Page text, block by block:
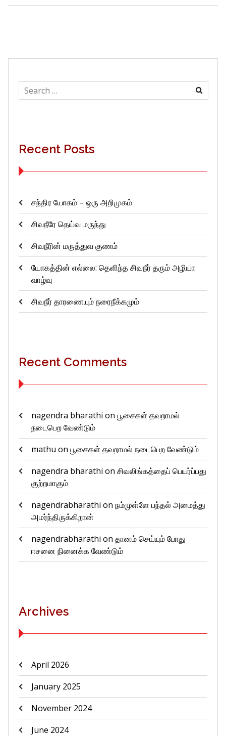
Search
for:
Recent Posts
சந்திர யோகம் – ஒரு அறிமுகம்
சிவநீரே தெய்வ மருந்து
சிவநீரின் மருத்துவ குணம்
யோகத்தின் எல்லை: தெளிந்த சிவநீர் தரும் அழியா
வாழ்வு
சிவநீர் தாரணையும் நரைநீக்கமும்
Recent Comments
nagendra bharathi on பூசைகள் தவறாமல்
நடைபெற வேண்டும்
mathu on பூசைகள் தவறாமல் நடைபெற வேண்டும்
nagendra bharathi on சிவலிங்கத்தைப் பெயர்ப்பது
குற்றமாகும்
nagendrabharathi on நம்முள்ளே பந்தல் அமைத்து
அமர்ந்திருக்கிறான்
nagendrabharathi on தானம் செய்யும் போது
ஈசனை நினைக்க வேண்டும்
Archives
April 2026
January 2025
November 2024
June 2024